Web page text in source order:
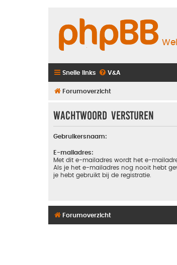
Snelle links V&A
Forumoverzicht
Wachtwoord versturen
Gebruikersnaam:
E-mailadres:
Met dit e-mailadres wordt het e-
Als je het e-mailadres nog nooit hebt
je hebt gebruikt bij de registratie.
Forumoverzicht